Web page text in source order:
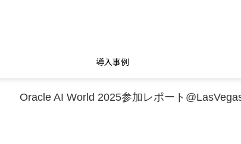
導入事例
Oracle AI World 2025参加レポート